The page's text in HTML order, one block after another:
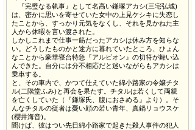
『完璧なる執事』として名高い鎌塚アカシ(三宅弘城)
は、密かに思いを寄せていた女中の上見ケシキに失恋し
たことから、すっかり元気をなくし、それを見かねた主
人から休暇を言い渡された。
しかしこれまで仕事一筋だったアカシは休み方を知らな
い。どうしたものかと途方に暮れていたところ、ひょん
なことから豪華寝台特急『アルビオン』の切符が舞い込
んできた。自分には分不相応だと迷いながらもアカシは
乗車する。
と、その車内で、かつて仕えていた綿小路家の令嬢チタ
ル(二階堂ふみ)と再会を果たす。チタルは若くして両親
を亡くしていた（『鎌塚氏、腹におさめる』より）。そ
んなチタルの従者は憂い顔の若い青年、真鍋リョウスケ
(櫻井海音)。
聞けば、彼はつい先日綿小路家で起きた殺人事件の犯人